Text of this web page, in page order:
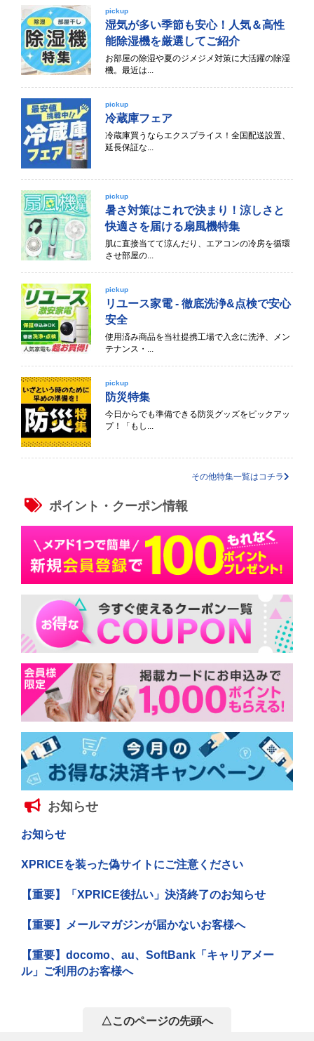
pickup
湿気が多い季節も安心！人気＆高性
能除湿機を厳選してご紹介
お部屋の除湿や夏のジメジメ対策に大活躍の除湿
機。最近は...
pickup
冷蔵庫フェア
冷蔵庫買うならエクスプライス！全国配送設置、
延長保証な...
pickup
暑さ対策はこれで決まり！涼しさと
快適さを届ける扇風機特集
肌に直接当てて涼んだり、エアコンの冷房を循環
させ部屋の...
pickup
リユース家電 - 徹底洗浄&点検で安心
安全
使用済み商品を当社提携工場で入念に洗浄、メン
テナンス・...
pickup
防災特集
今日からでも準備できる防災グッズをピックアッ
プ！「もし...
その他特集一覧はコチラ
ポイント・クーポン情報
お知らせ
お知らせ
XPRICEを装った偽サイトにご注意ください
【重要】「XPRICE後払い」決済終了のお知らせ
【重要】メールマガジンが届かないお客様へ
【重要】docomo、au、SoftBank「キャリアメー
ル」ご利用のお客様へ
△このページの先頭へ